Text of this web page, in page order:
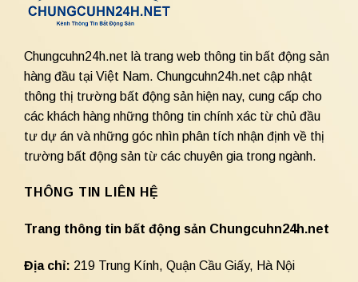
Chungcuhn24h.net là trang web thông tin bất động sản
hàng đầu tại Việt Nam. Chungcuhn24h.net cập nhật
thông thị trường bất động sản hiện nay, cung cấp cho
các khách hàng những thông tin chính xác từ chủ đầu
tư dự án và những góc nhìn phân tích nhận định về thị
trường bất động sản từ các chuyên gia trong ngành.
THÔNG TIN LIÊN HỆ
Trang thông tin bất động sản Chungcuhn24h.net
Địa chỉ: 219 Trung Kính, Quận Cầu Giấy, Hà Nội